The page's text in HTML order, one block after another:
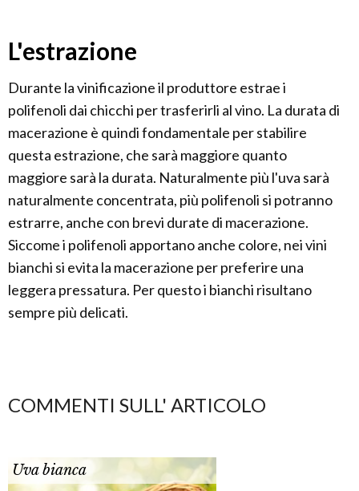
L'estrazione
Durante la vinificazione il produttore estrae i
polifenoli dai chicchi per trasferirli al vino. La durata di
macerazione è quindi fondamentale per stabilire
questa estrazione, che sarà maggiore quanto
maggiore sarà la durata. Naturalmente più l'uva sarà
naturalmente concentrata, più polifenoli si potranno
estrarre, anche con brevi durate di macerazione.
Siccome i polifenoli apportano anche colore, nei vini
bianchi si evita la macerazione per preferire una
leggera pressatura. Per questo i bianchi risultano
sempre più delicati.
COMMENTI SULL' ARTICOLO
Uva bianca